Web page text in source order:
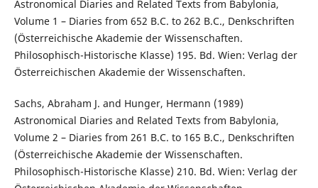
Astronomical Diaries and Related Texts from Babylonia,
Volume 1 – Diaries from 652 B.C. to 262 B.C., Denkschriften
(Österreichische Akademie der Wissenschaften.
Philosophisch-Historische Klasse) 195. Bd. Wien: Verlag der
Österreichischen Akademie der Wissenschaften.
Sachs, Abraham J. and Hunger, Hermann (1989)
Astronomical Diaries and Related Texts from Babylonia,
Volume 2 – Diaries from 261 B.C. to 165 B.C., Denkschriften
(Österreichische Akademie der Wissenschaften.
Philosophisch-Historische Klasse) 210. Bd. Wien: Verlag der